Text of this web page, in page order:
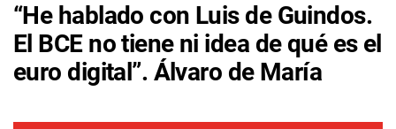
“He hablado con Luis de Guindos.
El BCE no tiene ni idea de qué es el
euro digital”. Álvaro de María